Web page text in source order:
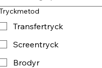
Transfertryck
Screentryck
Brodyr